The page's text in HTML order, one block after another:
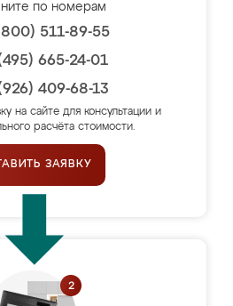
по номерам
511-89-55
665-24-01
409-68-13
на сайте для консультации и
расчёта стоимости.
ЗАЯВКУ